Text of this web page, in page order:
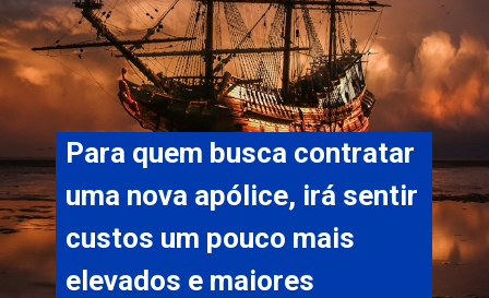
Para quem busca contratar
uma nova apólice, irá sentir
custos um pouco mais
elevados e maiores